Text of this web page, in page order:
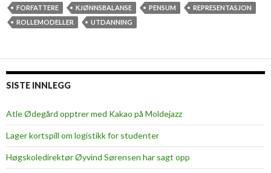
n
s
a
l
a
s
FORFATTERE KJØNNSBALANSE PENSUM
REPRESENTASJON
ROLLEMODELLER
UTDANNING
SISTE INNLEGG
Atle Ødegård opptrer med Kakao på Moldejazz
Lager kortspill om logistikk for studenter
Høgskoledirektør Øyvind Sørensen har sagt opp